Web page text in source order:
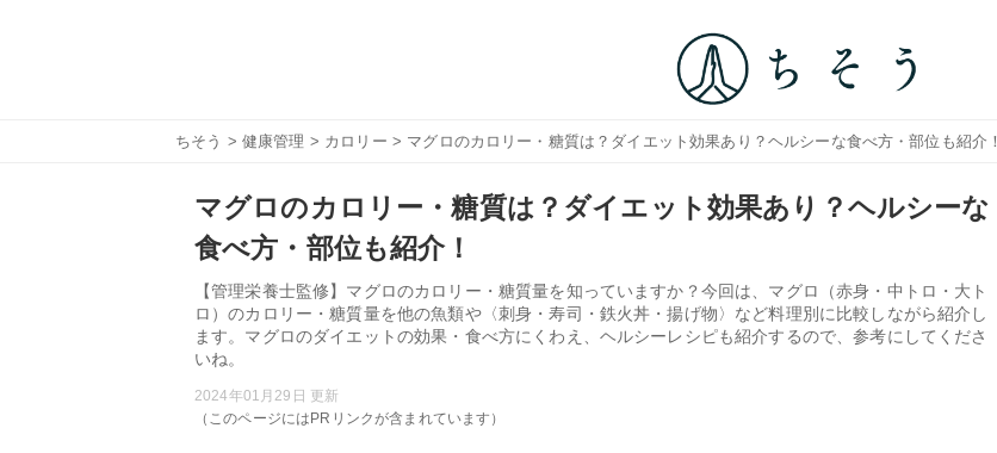
ちそう > 健康管理 > カロリー > マグロのカロリー・糖質は？ダイエット効果あり？ヘルシーな食べ方・部位も紹介！
マグロのカロリー・糖質は？ダイエット効果あり？ヘルシーな
食べ方・部位も紹介！
【管理栄養士監修】マグロのカロリー・糖質量を知っていますか？今回は、マグロ（赤身・中トロ・大ト
ロ）のカロリー・糖質量を他の魚類や〈刺身・寿司・鉄火丼・揚げ物〉など料理別に比較しながら紹介し
ます。マグロのダイエットの効果・食べ方にくわえ、ヘルシーレシピも紹介するので、参考にしてくださ
いね。
2024年01月29日 更新
（このページにはPRリンクが含まれています）